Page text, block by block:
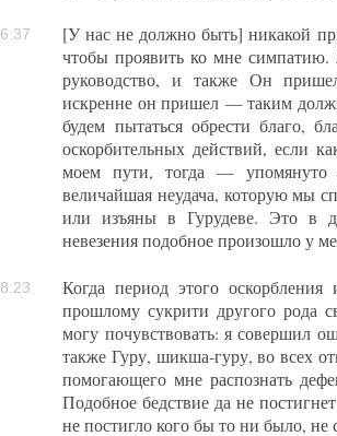
[У нас не должно быть] никакой
чтобы проявить ко мне
руководство, и также Он
искренне он пришел — таким
будем пытаться обрести благо,
оскорбительных действий, если
моем пути, тогда — упомянуто
величайшая неудача, которую мы
или изъяны в Гурудеве. Это в
невезения подобное произошло у
Когда период этого
прошлому сукрити другого рода
могу почувствовать: я совершил
также Гуру, шикша-гуру, во всех
помогающего мне распознать
Подобное бедствие да не
не постигло кого бы то ни было, не